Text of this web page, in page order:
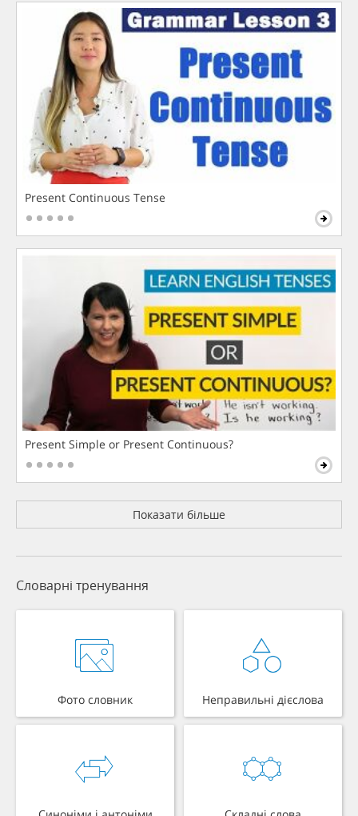
Present Continuous Tense
Present Simple or Present Continuous?
Показати більше
Словарні тренування
Фото словник Неправильні дієслова